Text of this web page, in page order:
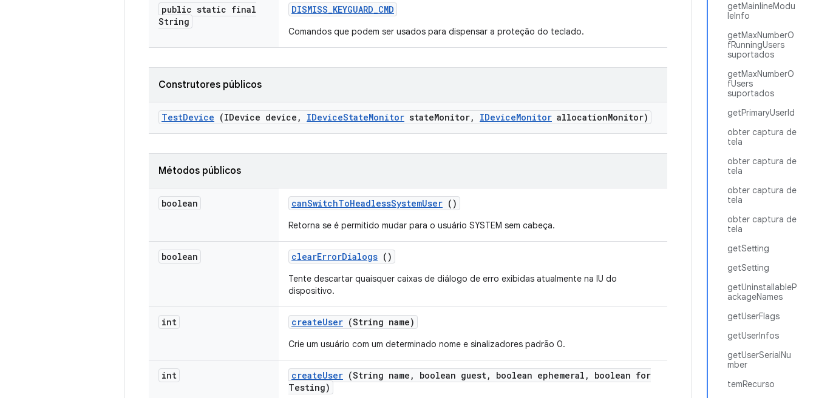
getMainlineModu
leInfo
getMaxNumberO
fRunningUsers
suportados
getMaxNumberO
fUsers
suportados
getPrimaryUserId
obter captura de
tela
obter captura de
tela
obter captura de
tela
obter captura de
tela
getSetting
getSetting
getUninstallableP
ackageNames
getUserFlags
getUserInfos
getUserSerialNu
mber
temRecurso
public static final
String
DISMISS_KEYGUARD_CMD
Comandos que podem ser usados ​​para dispensar a proteção do teclado.
Construtores públicos
TestDevice (IDevice device , IDeviceStateMonitor stateMonitor, IDeviceMonitor allocationMonitor)
Métodos públicos
boolean canSwitchToHeadlessSystemUser ()
Retorna se é permitido mudar para o usuário SYSTEM sem cabeça.
boolean clearErrorDialogs ()
Tente descartar quaisquer caixas de diálogo de erro exibidas atualmente na IU do
dispositivo.
int createUser (String name)
Crie um usuário com um determinado nome e sinalizadores padrão 0.
int createUser (String name , boolean guest, boolean ephemeral ,
boolean for
Testing)